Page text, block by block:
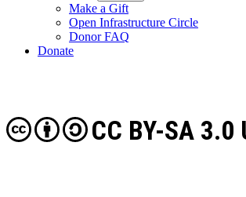
Make a Gift
Open Infrastructure Circle
Donor FAQ
Donate
CC BY-SA 3.0